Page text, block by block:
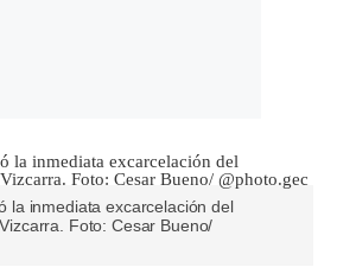
la inmediata excarcelación del
Foto: Cesar Bueno/